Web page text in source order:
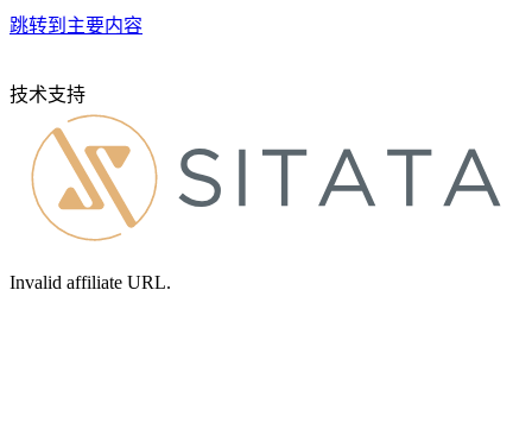
跳转到主要内容
技术支持
Invalid affiliate URL.